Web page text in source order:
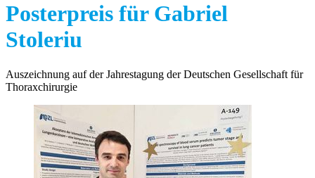
Posterpreis für Gabriel
Stoleriu
Auszeichnung auf der Jahrestagung der Deutschen Gesellschaft für
Thoraxchirurgie